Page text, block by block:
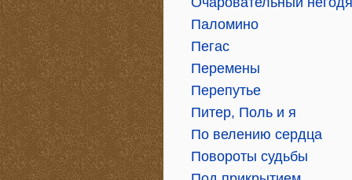
Паломино
Пегас
Перемены
Перепутье
Питер, Поль и я
По велению сердца
Повороты судьбы